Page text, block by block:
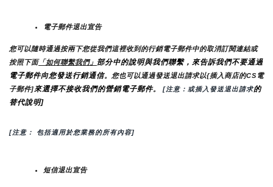
電子郵件退出宣告
您可以隨時通過按兩下您從我們這裡收到的行銷電子郵件中的取消訂閱連結或
按照下面「如何聯繫我們」 部分中的說明與我們聯繫，來告訴我們不要通過
電子郵件向您發送行銷通信。您也可以通過發送退出請求以{插入商店的CS電
子郵件]來選擇不接收我們的營銷電子郵件。 [注意：或插入發送退出請求的
替代說明]
[注意： 包括適用於您業務的所有內容]
短信退出宣告